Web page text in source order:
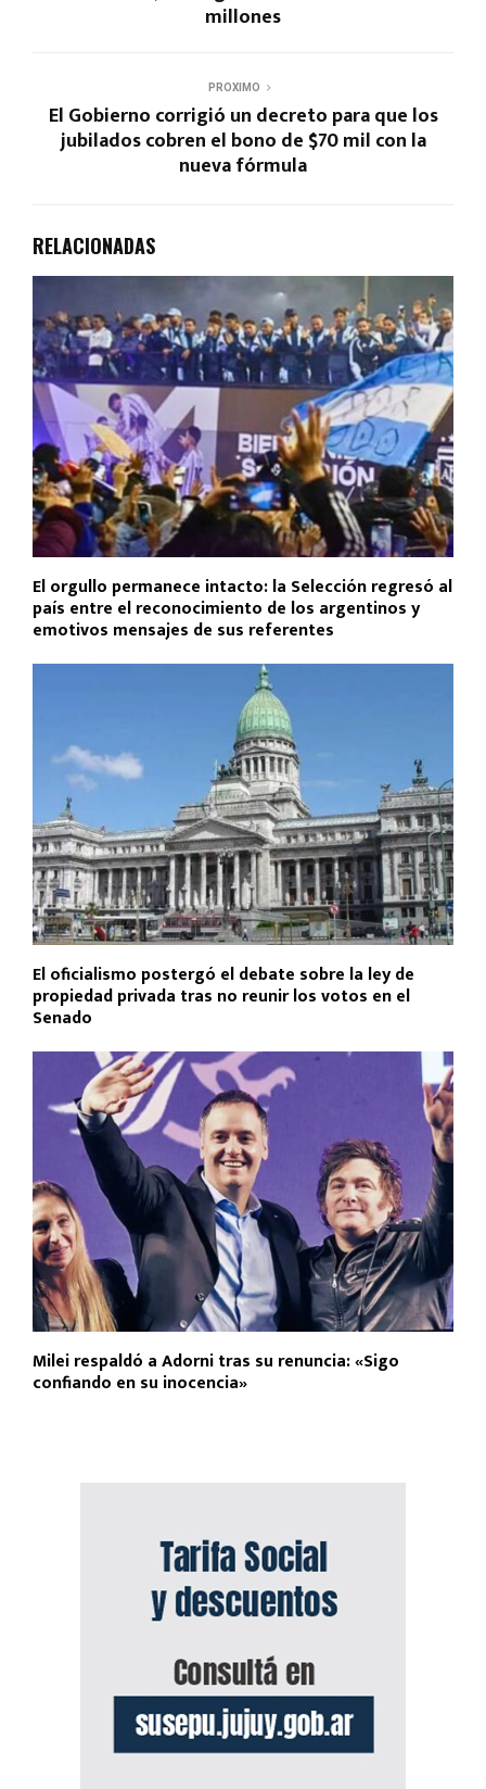
millones
PROXIMO
El Gobierno corrigió un decreto para que los
jubilados cobren el bono de $70 mil con la
nueva fórmula
RELACIONADAS
El orgullo permanece intacto: la Selección regresó al
país entre el reconocimiento de los argentinos y
emotivos mensajes de sus referentes
El oficialismo postergó el debate sobre la ley de
propiedad privada tras no reunir los votos en el
Senado
Milei respaldó a Adorni tras su renuncia: «Sigo
confiando en su inocencia»